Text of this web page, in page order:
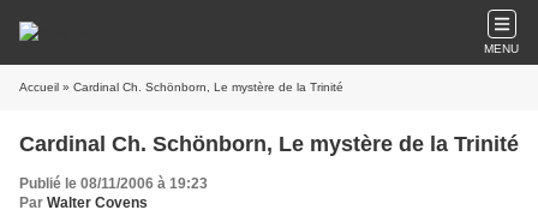
MENU
Accueil » Cardinal Ch. Schönborn, Le mystère de la Trinité
Cardinal Ch. Schönborn, Le mystère de la Trinité
Publié le 08/11/2006 à 19:23
Par Walter Covens